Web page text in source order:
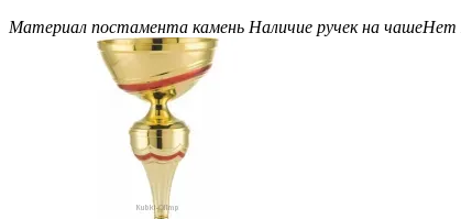
Материал постамента камень Наличие ручек на чашеНет